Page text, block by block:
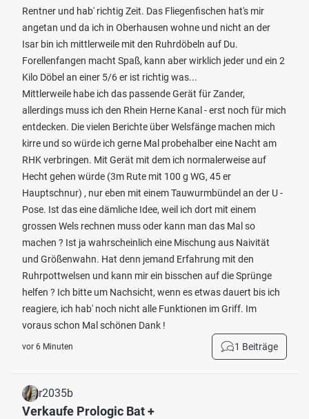
Rentner und hab' richtig Zeit. Das Fliegenfischen hat's mir
angetan und da ich in Oberhausen wohne und nicht an der
Isar bin ich mittlerweile mit den Ruhrdöbeln auf Du.
Forellenfangen macht Spaß, kann aber wirklich jeder und ein 2
Kilo Döbel an einer 5/6 er ist richtig was...
Mittlerweile habe ich das passende Gerät für Zander,
allerdings muss ich den Rhein Herne Kanal - erst noch für mich
entdecken. Die vielen Berichte über Welsfänge machen mich
kirre und so würde ich gerne Mal probehalber eine Nacht am
RHK verbringen. Mit Gerät mit dem ich normalerweise auf
Hecht gehen würde (3m Rute mit 100 g WG, 45 er
Hauptschnur) , nur eben mit einem Tauwurmbündel an der U -
Pose. Ist das eine dämliche Idee, weil ich dort mit einem
grossen Wels rechnen muss oder kann man das Mal so
machen ? Ist ja wahrscheinlich eine Mischung aus Naivität
und Größenwahn. Hat denn jemand Erfahrung mit den
Ruhrpottwelsen und kann mir ein bisschen auf die Sprünge
helfen ? Ich bitte um Nachsicht, wenn es etwas dauert bis ich
reagiere, ich hab' noch nicht alle Funktionen im Griff. Im
voraus schon Mal schönen Dank !
vor 6 Minuten 1 Beiträge
r2035b
Verkaufe Prologic Bat +